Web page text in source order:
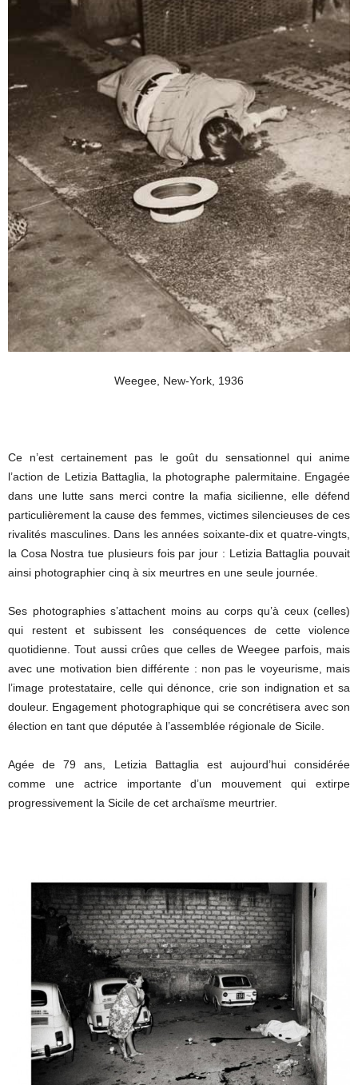
Weegee, New-York, 1936
Ce n’est certainement pas le goût du sensationnel qui anime
l’action de Letizia Battaglia, la photographe palermitaine. Engagée
dans une lutte sans merci contre la mafia sicilienne, elle défend
particulièrement la cause des femmes, victimes silencieuses de ces
rivalités masculines. Dans les années soixante-dix et quatre-vingts,
la Cosa Nostra tue plusieurs fois par jour : Letizia Battaglia pouvait
ainsi photographier cinq à six meurtres en une seule journée.
Ses photographies s’attachent moins au corps qu’à ceux (celles)
qui restent et subissent les conséquences de cette violence
quotidienne. Tout aussi crûes que celles de Weegee parfois, mais
avec une motivation bien différente : non pas le voyeurisme, mais
l’image protestataire, celle qui dénonce, crie son indignation et sa
douleur. Engagement photographique qui se concrétisera avec son
élection en tant que députée à l’assemblée régionale de Sicile.
Agée de 79 ans, Letizia Battaglia est aujourd’hui considérée
comme une actrice importante d’un mouvement qui extirpe
progressivement la Sicile de cet archaïsme meurtrier.